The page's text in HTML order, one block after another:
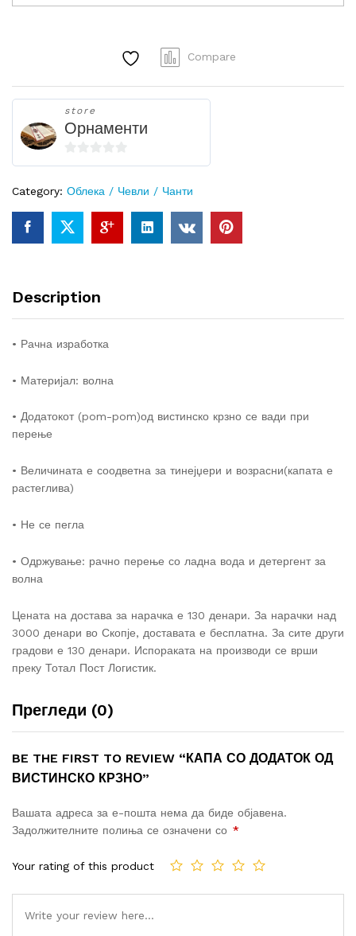
додаток
Compare
store
Орнаменти
0
o
Category: Облека / Чевли / Чанти
Description
• Рачна изработка
• Материјал: волна
• Додатокот (pom-pom)од вистинско крзно се вади при
перење
• Величината е соодветна за тинејџери и возрасни(капата е
растеглива)
• Не се пегла
• Одржување: рачно перење со ладна вода и детергент за
волна
Цената на достава за нарачка е 130 денари. За нарачки над
3000 денари во Скопје, доставата е бесплатна. За сите други
градови е 130 денари. Испораката на производи се врши
преку Тотал Пост Логистик.
Прегледи (0)
BE THE FIRST TO REVIEW “КАПА СО ДОДАТОК ОД
ВИСТИНСКО КРЗНО”
Вашата адреса за е-пошта нема да биде објавена.
Задолжителните полиња се означени со *
Your rating of this product